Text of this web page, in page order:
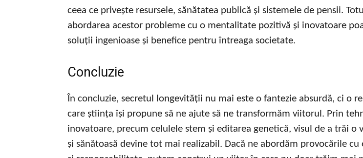
ceea ce privește resursele, sănătatea publică și sistemele de pensii.
abordarea acestor probleme cu o mentalitate pozitivă și inovatoare
soluții ingenioase și benefice pentru întreaga societate.
Concluzie
În concluzie, secretul longevității nu mai este o fantezie absurdă, ci o
care știința își propune să ne ajute să ne transformăm viitorul. Prin
inovatoare, precum celulele stem și editarea genetică, visul de a trăi o
și sănătoasă devine tot mai realizabil. Dacă ne abordăm provocările